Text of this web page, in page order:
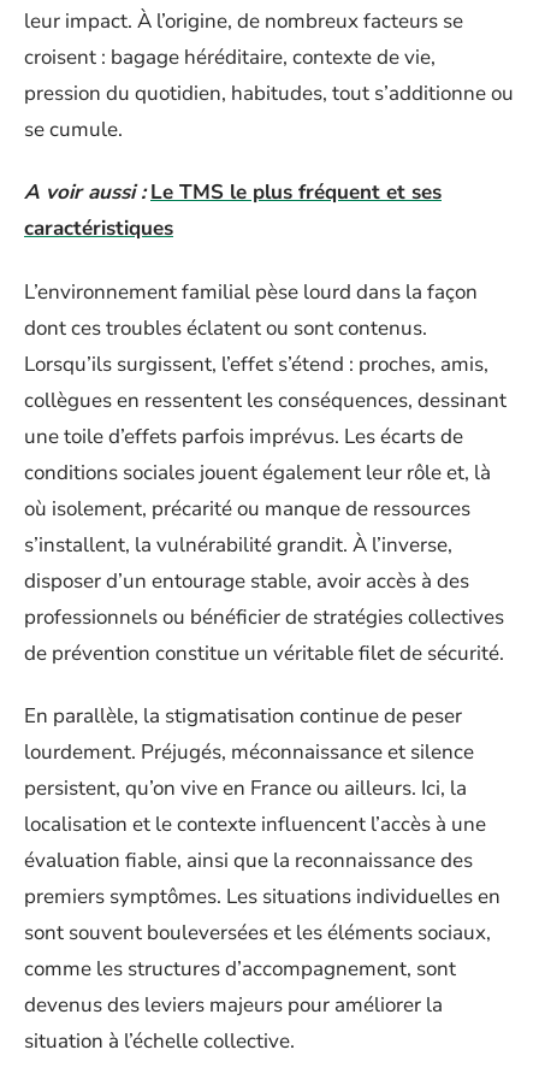
leur impact. À l’origine, de nombreux facteurs se
croisent : bagage héréditaire, contexte de vie,
pression du quotidien, habitudes, tout s’additionne ou
se cumule.
A voir aussi : Le TMS le plus fréquent et ses
caractéristiques
L’environnement familial pèse lourd dans la façon
dont ces troubles éclatent ou sont contenus.
Lorsqu’ils surgissent, l’effet s’étend : proches, amis,
collègues en ressentent les conséquences, dessinant
une toile d’effets parfois imprévus. Les écarts de
conditions sociales jouent également leur rôle et, là
où isolement, précarité ou manque de ressources
s’installent, la vulnérabilité grandit. À l’inverse,
disposer d’un entourage stable, avoir accès à des
professionnels ou bénéficier de stratégies collectives
de prévention constitue un véritable filet de sécurité.
En parallèle, la stigmatisation continue de peser
lourdement. Préjugés, méconnaissance et silence
persistent, qu’on vive en France ou ailleurs. Ici, la
localisation et le contexte influencent l’accès à une
évaluation fiable, ainsi que la reconnaissance des
premiers symptômes. Les situations individuelles en
sont souvent bouleversées et les éléments sociaux,
comme les structures d’accompagnement, sont
devenus des leviers majeurs pour améliorer la
situation à l’échelle collective.